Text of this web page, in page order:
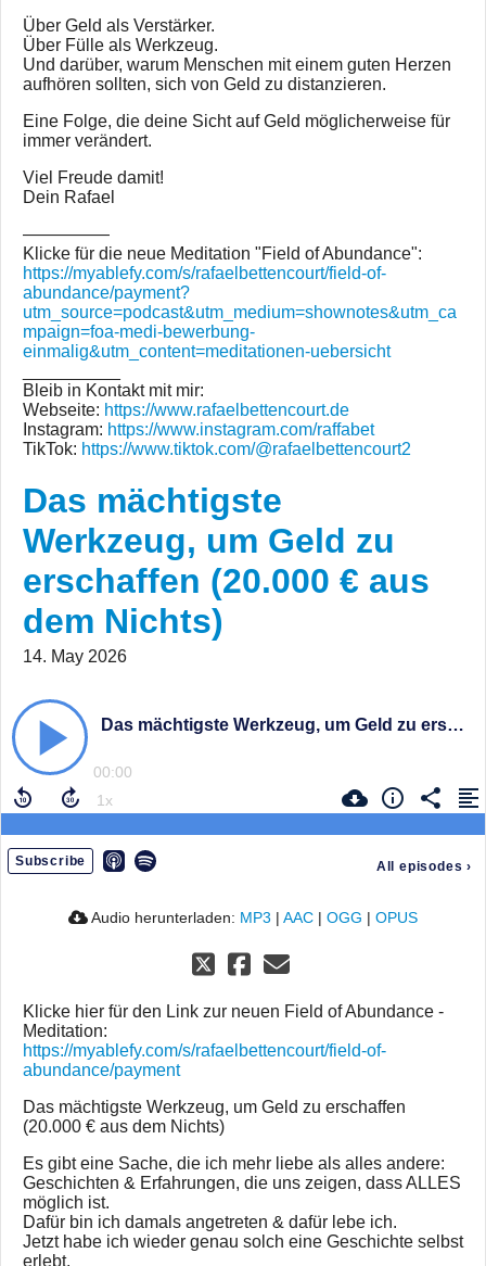
Über Geld als Verstärker.
Über Fülle als Werkzeug.
Und darüber, warum Menschen mit einem guten Herzen
aufhören sollten, sich von Geld zu distanzieren.
Eine Folge, die deine Sicht auf Geld möglicherweise für
immer verändert.
Viel Freude damit!
Dein Rafael
—————
Klicke für die neue Meditation "Field of Abundance":
https://myablefy.com/s/rafaelbettencourt/field-of-
abundance/payment?
utm_source=podcast&utm_medium=shownotes&utm_ca
mpaign=foa-medi-bewerbung-
einmalig&utm_content=meditationen-uebersicht
Bleib in Kontakt mit mir:
Webseite: https://www.rafaelbettencourt.de
Instagram: https://www.instagram.com/raffabet
TikTok: https://www.tiktok.com/@rafaelbettencourt2
Das mächtigste
Werkzeug, um Geld zu
erschaffen (20.000 € aus
dem Nichts)
14. May 2026
Das mächtigste Werkzeug, um Geld zu erschaffen (20.000 € aus dem Nichts)
00:00
Subscribe All episodes ›
Audio herunterladen: MP3 | AAC | OGG | OPUS
Klicke hier für den Link zur neuen Field of Abundance -
Meditation:
https://myablefy.com/s/rafaelbettencourt/field-of-
abundance/payment
Das mächtigste Werkzeug, um Geld zu erschaffen
(20.000 € aus dem Nichts)
Es gibt eine Sache, die ich mehr liebe als alles andere:
Geschichten & Erfahrungen, die uns zeigen, dass ALLES
möglich ist.
Dafür bin ich damals angetreten & dafür lebe ich.
Jetzt habe ich wieder genau solch eine Geschichte selbst
erlebt.